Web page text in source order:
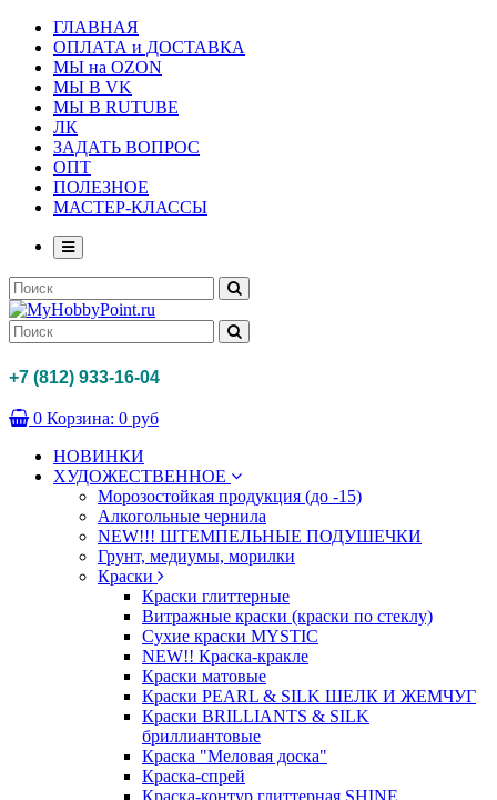
ГЛАВНАЯ
ОПЛАТА и ДОСТАВКА
МЫ на OZON
МЫ В VK
МЫ В RUTUBE
ЛК
ЗАДАТЬ ВОПРОС
ОПТ
ПОЛЕЗНОЕ
МАСТЕР-КЛАССЫ
+7 (812) 933-16-04
0 Корзина: 0 руб
НОВИНКИ
ХУДОЖЕСТВЕННОЕ
Морозостойкая продукция (до -15)
Алкогольные чернила
NEW!!! ШТЕМПЕЛЬНЫЕ ПОДУШЕЧКИ
Грунт, медиумы, морилки
Краски
Краски глиттерные
Витражные краски (краски по стеклу)
Сухие краски MYSTIC
NEW!! Краска-кракле
Краски матовые
Краски PEARL & SILK ШЕЛК И ЖЕМЧУГ
Краски BRILLIANTS & SILK
бриллиантовые
Краска "Меловая доска"
Краска-спрей